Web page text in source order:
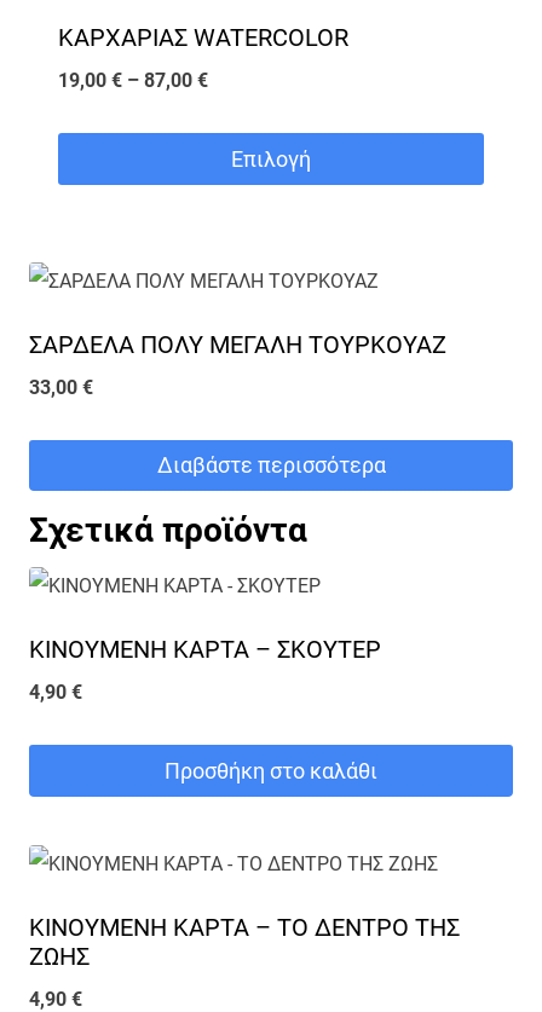
ΚΑΡΧΑΡΙΑΣ WATERCOLOR
19,00 € – 87,00 €Price
19,00 €
Επιλογή
προϊόν
πολλαπλές
παραλλαγές.
να
επιλεγούν
του
προϊόντος
ΣΑΡΔΕΛΑ ΠΟΛΥ ΜΕΓΑΛΗ ΤΟΥΡΚΟΥΑΖ
33,00 €
Διαβάστε περισσότερα
Σχετικά προϊόντα
ΚΙΝΟΥΜΕΝΗ ΚΑΡΤΑ – ΣΚΟΥΤΕΡ
4,90 €
Προσθήκη στο καλάθι
ΚΙΝΟΥΜΕΝΗ ΚΑΡΤΑ – ΤΟ ΔΕΝΤΡΟ ΤΗΣ
ΖΩΗΣ
4,90 €